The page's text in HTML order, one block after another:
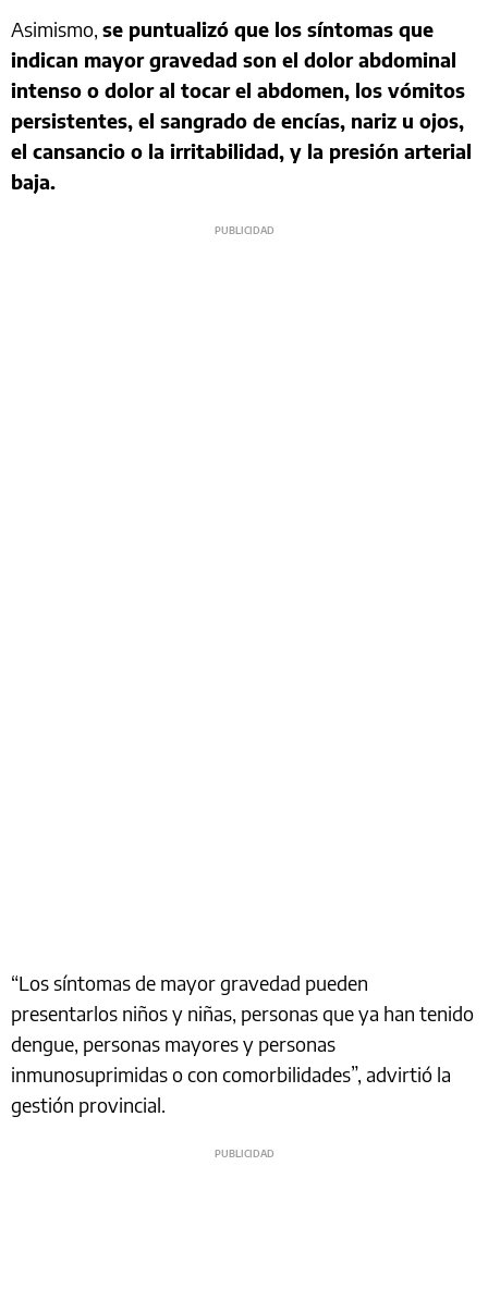
Asimismo, se puntualizó que los síntomas que
indican mayor gravedad son el dolor abdominal
intenso o dolor al tocar el abdomen, los vómitos
persistentes, el sangrado de encías, nariz u ojos,
el cansancio o la irritabilidad, y la presión arterial
baja.
“Los síntomas de mayor gravedad pueden
presentarlos niños y niñas, personas que ya han tenido
dengue, personas mayores y personas
inmunosuprimidas o con comorbilidades”, advirtió la
gestión provincial.